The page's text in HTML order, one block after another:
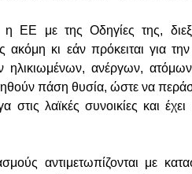
ΕΕ με της Οδηγίες της,
κι εάν πρόκειται για
ηλικιωμένων, ανέργων,
πάση θυσία, ώστε να
λαϊκές συνοικίες και έχει
αντιμετωπίζονται με